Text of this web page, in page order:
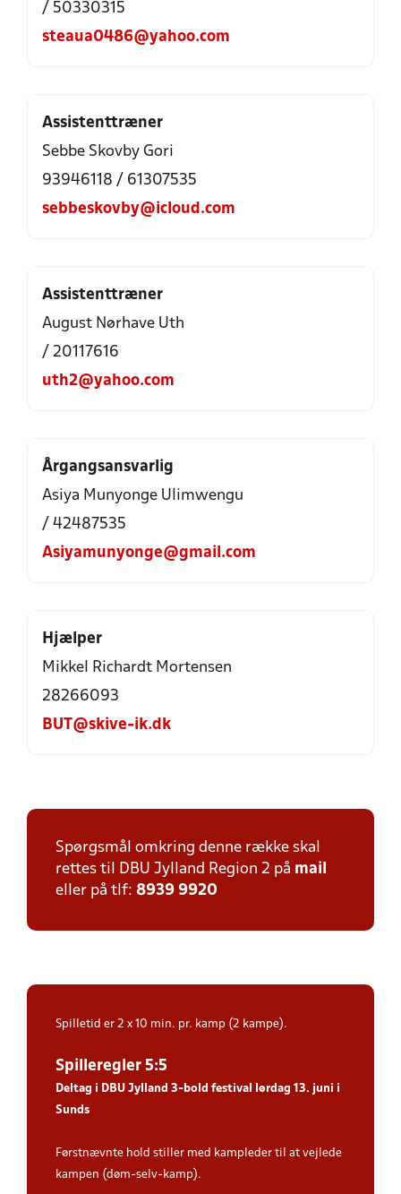
/ 50330315
steaua0486@yahoo.com
Assistenttræner
Sebbe Skovby Gori
93946118 / 61307535
sebbeskovby@icloud.com
Assistenttræner
August Nørhave Uth
/ 20117616
uth2@yahoo.com
Årgangsansvarlig
Asiya Munyonge Ulimwengu
/ 42487535
Asiyamunyonge@gmail.com
Hjælper
Mikkel Richardt Mortensen
28266093
BUT@skive-ik.dk
Spørgsmål omkring denne række skal
rettes til DBU Jylland Region 2 på mail
eller på tlf: 8939 9920
Spilletid er 2 x 10 min. pr. kamp (2 kampe).
Spilleregler 5:5
Deltag i DBU Jylland 3-bold festival lørdag 13. juni i
Sunds
Førstnævnte hold stiller med kampleder til at vejlede
kampen (døm-selv-kamp).